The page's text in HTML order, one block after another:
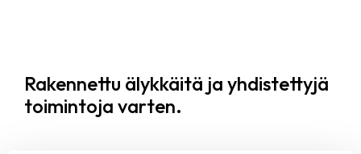
Rakennettu älykkäitä ja yhdistettyjä
toimintoja varten.